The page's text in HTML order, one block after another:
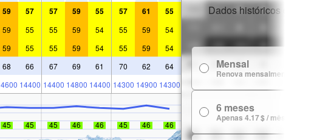
59 57 57 59 55 57 61 55
59 55 55 59 54 55 59 54
59 55 55 59 54 55 59 54
68 66 67 69 61 70 62 64
14400 14400 14800 14400 14300 14900 14300
45 45 45 46 46 45 46 46
Dados históricos de
Mensal
Renova mensalmente
6 meses
Apenas 4.17 $ / mês